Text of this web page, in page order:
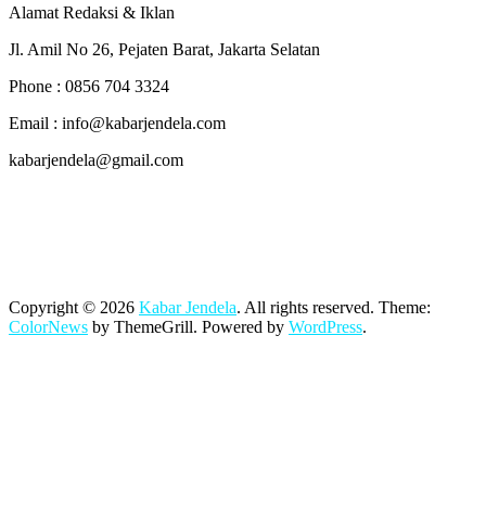
Alamat Redaksi & Iklan
Jl. Amil No 26, Pejaten Barat, Jakarta Selatan
Phone : 0856 704 3324
Email : info@kabarjendela.com
kabarjendela@gmail.com
Copyright © 2026 Kabar Jendela. All rights reserved. Theme:
ColorNews by ThemeGrill. Powered by WordPress.